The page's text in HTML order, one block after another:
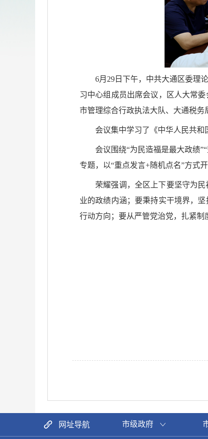
6月29日下午，中共大通区委理
习中心组成员出席会议，区人大常
市管理综合行政执法大队、大通税务
会议集中学习了《中华人民共和
会议围绕“为民造福是最大政绩
专题，以“重点发言+随机点名”方式
荣耀强调，全区上下要坚守为
业的政绩内涵；要秉持实干境界，
行动方向；要从严管党治党，扎紧制
网址导航 市级政府